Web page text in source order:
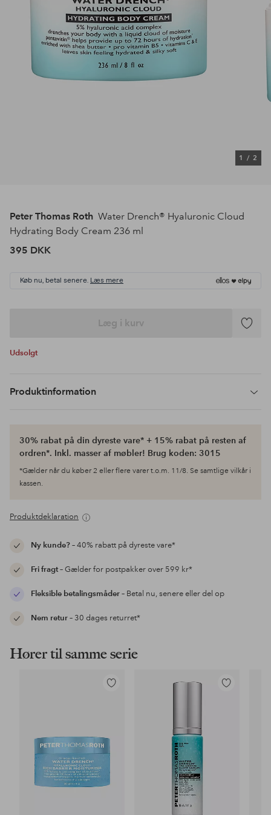
1 / 2
Peter Thomas Roth Water Drench® Hyaluronic Cloud
Hydrating Body Cream 236 ml
395 DKK
Køb nu, betal senere. Læs mere
Læg i kurv
Tilføj
Udsolgt
Produktinformation
30% rabat på din dyreste vare* + 15% rabat på resten af
ordren*. Inkl. masser af møbler! Brug koden: 3015
*Gælder når du køber 2 eller flere varer t.o.m. 11/8. Se samtlige vilkår i
kassen.
Produktdeklaration
Ny kunde?– 40% rabatt på dyreste vare*
Fri fragt– Gælder for postpakker over 599 kr*
Fleksible betalingsmåder– Betal nu, senere eller del op
Nem retur– 30 dages returret*
Hører til samme serie
Tilføj
Tilføj